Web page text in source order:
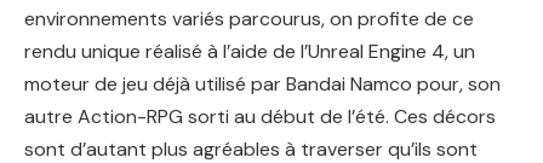
environnements variés parcourus, on profite de ce
rendu unique réalisé à l’aide de l’Unreal Engine 4, un
moteur de jeu déjà utilisé par Bandai Namco pour, son
autre Action-RPG sorti au début de l’été. Ces décors
sont d’autant plus agréables à traverser qu’ils sont